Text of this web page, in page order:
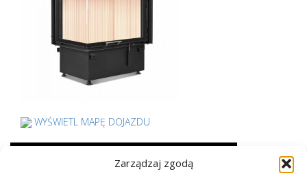
Zarządzaj zgodą
WYŚWIETL MAPĘ DOJAZDU
Poznaj naszych partnerów